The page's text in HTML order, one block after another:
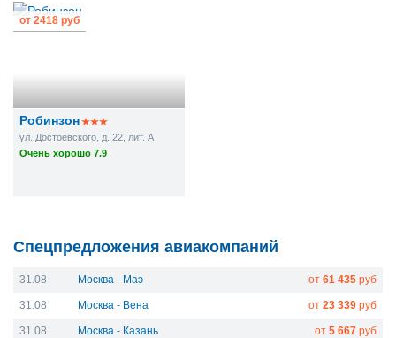
Робинзон
ул. Достоевского, д. 22, лит. A
Очень хорошо 7.9
от 2418 руб
Спецпредложения авиакомпаний
31.08 Москва - Маэ от 61 435 руб
31.08 Москва - Вена от 23 339 руб
31.08 Москва - Казань от 5 667 руб